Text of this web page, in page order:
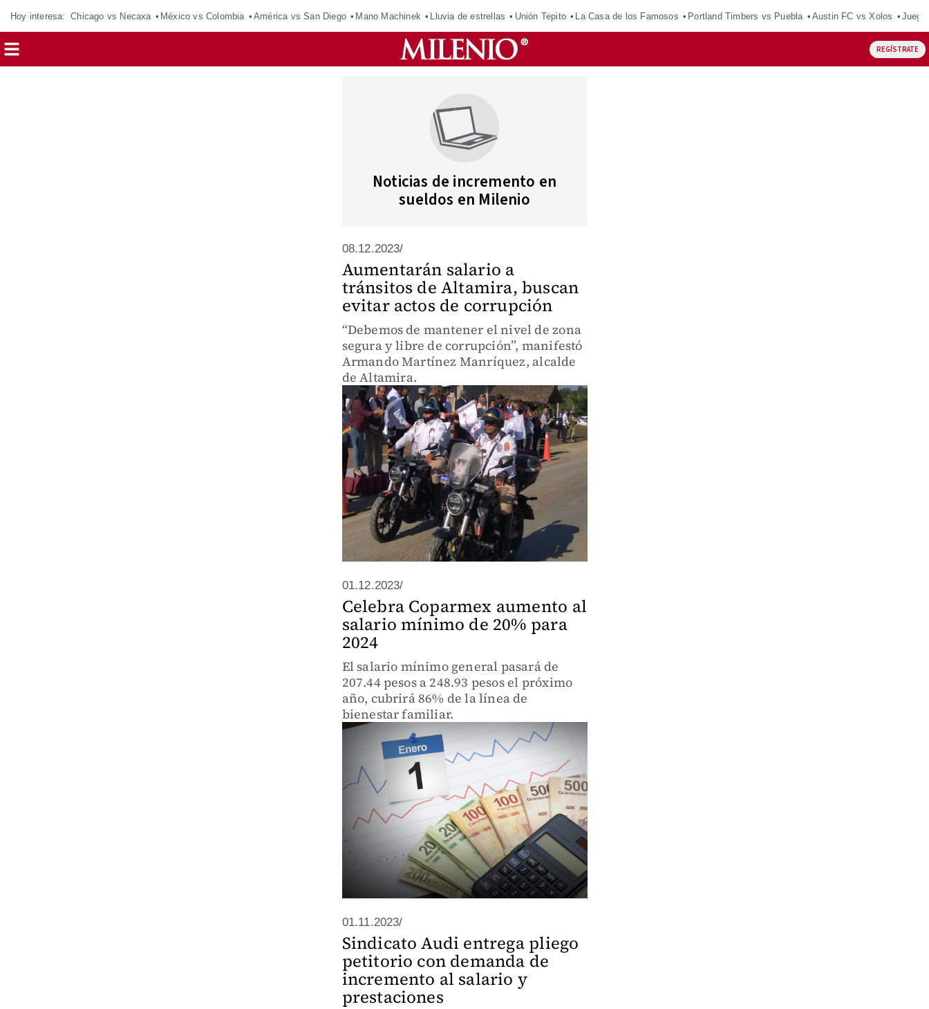
Hoy interesa: Chicago vs Necaxa México vs Colombia América vs San Diego Mano Machinek Lluvia de estrellas Unión Tepito La Casa de los Famosos Portland Timbers vs Puebla Austin FC vs Xolos
REGÍSTRATE
Noticias de incremento en
sueldos en Milenio
08.12.2023/
Aumentarán salario a
tránsitos de Altamira, buscan
evitar actos de corrupción
“Debemos de mantener el nivel de zona
segura y libre de corrupción”, manifestó
Armando Martínez Manríquez, alcalde
de Altamira.
01.12.2023/
Celebra Coparmex aumento al
salario mínimo de 20% para
2024
El salario mínimo general pasará de
207.44 pesos a 248.93 pesos el próximo
año, cubrirá 86% de la línea de
bienestar familiar.
01.11.2023/
Sindicato Audi entrega pliego
petitorio con demanda de
incremento al salario y
prestaciones